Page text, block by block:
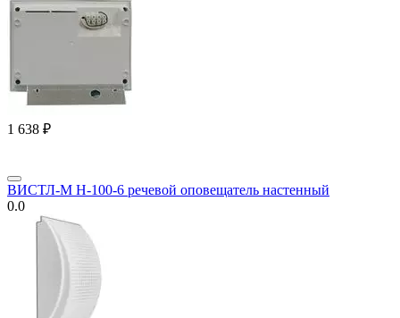
1 638 ₽
ВИСТЛ-М Н-100-6 речевой оповещатель настенный
0.0